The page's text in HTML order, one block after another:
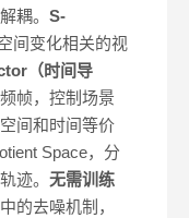
耦。 S-
间变化相关的视
（时间导
帧，控制场景
间和时间等价
Space，分
迹。 无需训练
的去噪机制，